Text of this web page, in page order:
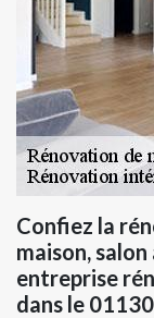
Confiez la
maison,
entreprise
dans le